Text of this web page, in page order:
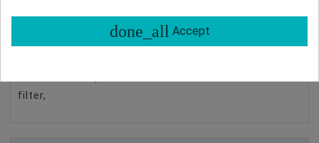
lens metal construction ensures long life and smooth
filter,
done_all Accept